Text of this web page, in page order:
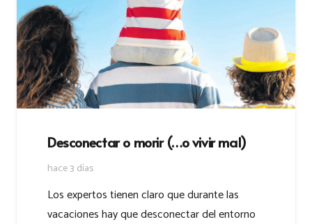
Desconectar o morir (…o vivir mal)
hace 3 días
Los expertos tienen claro que durante las
vacaciones hay que desconectar del entorno